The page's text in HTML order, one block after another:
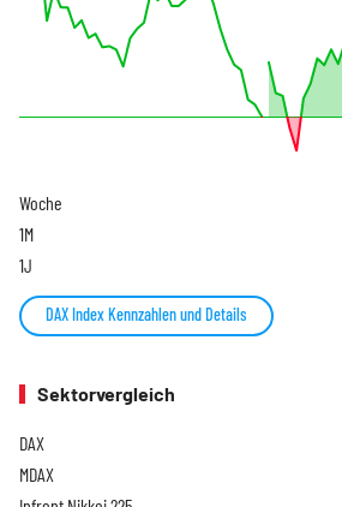
Woche
1M
1J
DAX Index Kennzahlen und Details
Sektorvergleich
DAX
MDAX